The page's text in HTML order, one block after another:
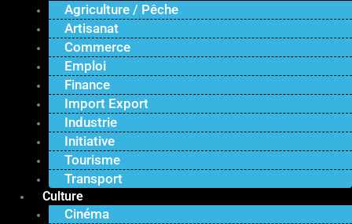
Agriculture / Pêche
Artisanat
Commerce
Emploi
Finance
Import Export
Industrie
Initiative
Tourisme
Transport
Culture
Cinéma